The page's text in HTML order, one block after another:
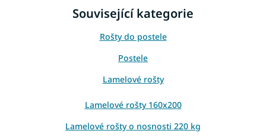
Související kategorie
Rošty do postele
Postele
Lamelové rošty
Lamelové rošty 160x200
Lamelové rošty o nosnosti 220 kg